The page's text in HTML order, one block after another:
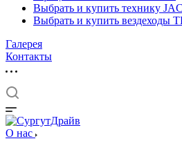
Выбрать и купить технику JAC
Выбрать и купить вездеходы
Галерея
Контакты
О нас